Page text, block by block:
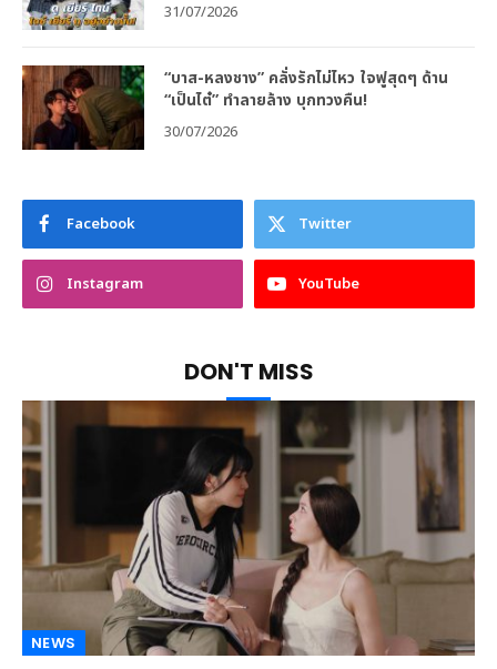
31/07/2026
“บาส-หลงชาง” คลั่งรักไม่ไหว ใจฟูสุดๆ ด้าน
“เป็นไต๋” ทำลายล้าง บุกทวงคืน!
30/07/2026
Facebook Twitter
Instagram YouTube
DON'T MISS
NEWS